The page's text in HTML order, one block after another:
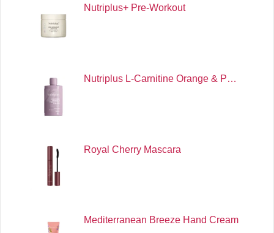
Nutriplus+ Pre-Workout
Nutriplus L-Carnitine Orange & P…
Royal Cherry Mascara
Mediterranean Breeze Hand Cream